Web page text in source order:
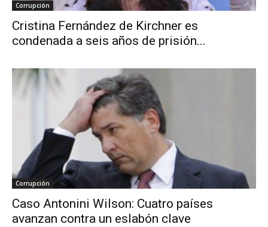
Corrupción
Cristina Fernández de Kirchner es
condenada a seis años de prisión...
Corrupción
Caso Antonini Wilson: Cuatro países
avanzan contra un eslabón clave